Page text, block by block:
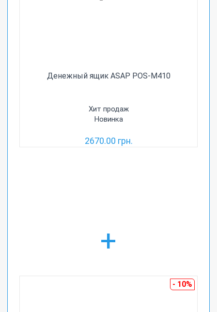
Денежный ящик ASAP POS-M410
Хит продаж
Новинка
2670.00 грн.
+
- 10%